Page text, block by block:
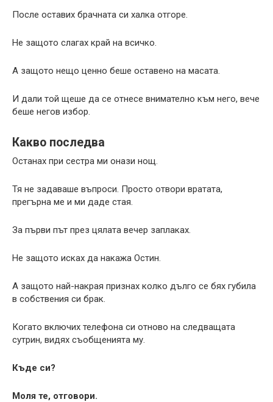
После оставих брачната си халка отгоре.
Не защото слагах край на всичко.
А защото нещо ценно беше оставено на масата.
И дали той щеше да се отнесе внимателно към него, вече
беше негов избор.
Какво последва
Останах при сестра ми онази нощ.
Тя не задаваше въпроси. Просто отвори вратата,
прегърна ме и ми даде стая.
За първи път през цялата вечер заплаках.
Не защото исках да накажа Остин.
А защото най-накрая признах колко дълго се бях губила
в собствения си брак.
Когато включих телефона си отново на следващата
сутрин, видях съобщенията му.
Къде си?
Моля те, отговори.